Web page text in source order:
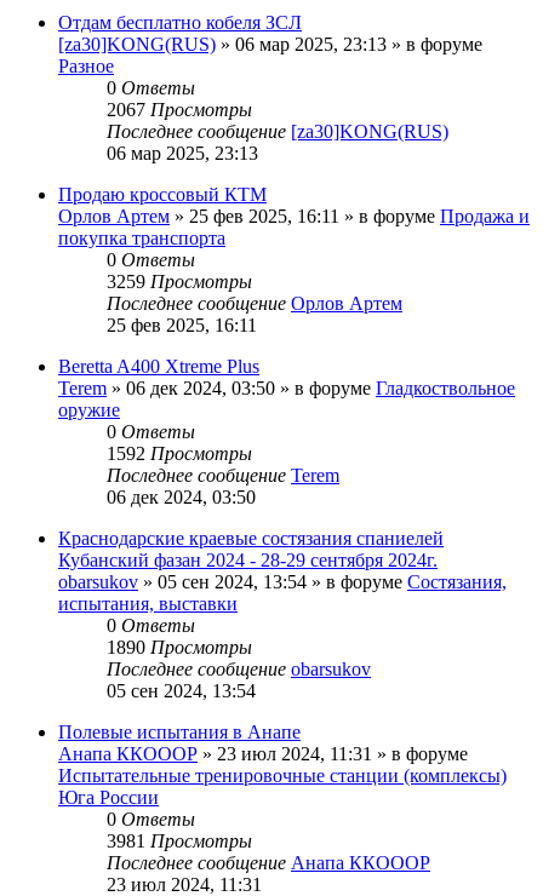
Отдам бесплатно кобеля ЗСЛ
[za30]KONG(RUS) » 06 мар 2025, 23:13 » в форуме
Разное
0 Ответы
2067 Просмотры
Последнее сообщение [za30]KONG(RUS)
06 мар 2025, 23:13
Продаю кроссовый КТМ
Орлов Артем » 25 фев 2025, 16:11 » в форуме Продажа и
покупка транспорта
0 Ответы
3259 Просмотры
Последнее сообщение Орлов Артем
25 фев 2025, 16:11
Beretta A400 Xtreme Plus
Terem » 06 дек 2024, 03:50 » в форуме Гладкоствольное
оружие
0 Ответы
1592 Просмотры
Последнее сообщение Terem
06 дек 2024, 03:50
Краснодарские краевые состязания спаниелей
Кубанский фазан 2024 - 28-29 сентября 2024г.
obarsukov » 05 сен 2024, 13:54 » в форуме Состязания,
испытания, выставки
0 Ответы
1890 Просмотры
Последнее сообщение obarsukov
05 сен 2024, 13:54
Полевые испытания в Анапе
Анапа ККОООР » 23 июл 2024, 11:31 » в форуме
Испытательные тренировочные станции (комплексы)
Юга России
0 Ответы
3981 Просмотры
Последнее сообщение Анапа ККОООР
23 июл 2024, 11:31